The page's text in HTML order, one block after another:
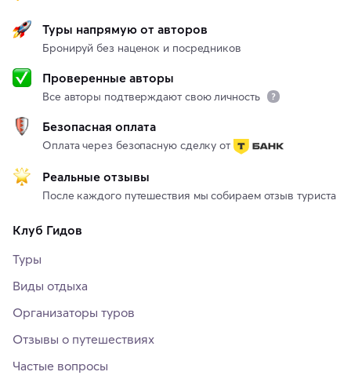
Туры напрямую от авторов
Бронируй без наценок и посредников
Проверенные авторы
Все авторы подтверждают свою личность
Безопасная оплата
Оплата через безопасную сделку от
Реальные отзывы
После каждого путешествия мы собираем отзыв туриста
Клуб Гидов
Туры
Виды отдыха
Организаторы туров
Отзывы о путешествиях
Частые вопросы